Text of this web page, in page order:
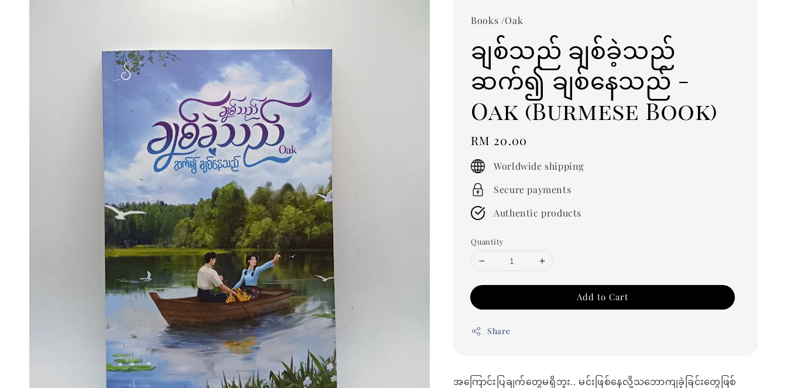
Books /Oak
ချစ်သည် ချစ်ခဲ့သည်
ဆက်၍ ချစ်နေသည် -
Oak (Burmese Book)
Regular
price
RM 20.00
Worldwide shipping
Secure payments
Authentic products
Quantity
Add to Cart
Share
အကြောင်းပြချက်တွေမရှိဘူး.. မင်းဖြစ်နေလို့သဘောကျခဲ့ခြင်းတွေဖြစ်